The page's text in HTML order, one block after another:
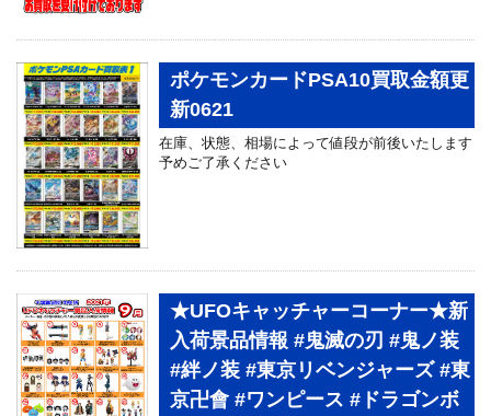
ポケモンカードPSA10買取金額更
新0621
在庫、状態、相場によって値段が前後いたします
予めご了承ください
★UFOキャッチャーコーナー★新
入荷景品情報 #鬼滅の刃 #鬼ノ装
#絆ノ装 #東京リベンジャーズ #東
京卍會 #ワンピース #ドラゴンボ